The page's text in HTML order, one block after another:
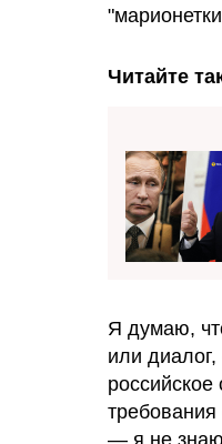
Читайте
Я думаю,
или диалог,